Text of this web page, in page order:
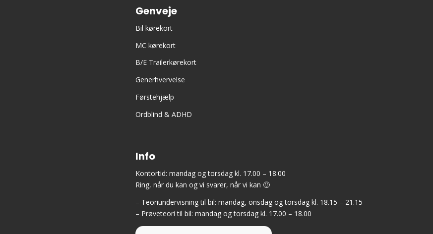
Genveje
Bil kørekort
MC kørekort
B/E Trailerkørekort
Generhvervelse
Førstehjælp
Ordblind & ADHD
Info
Kontortid: mandag og torsdag kl. 17.00 – 18.00
Ring, når du kan og vi svarer, når vi kan 🙂
– Teoriundervisning til bil: mandag, onsdag og torsdag kl. 18.15 – 21.15
– Prøveteori til bil: mandag og torsdag kl. 17.00 – 18.00